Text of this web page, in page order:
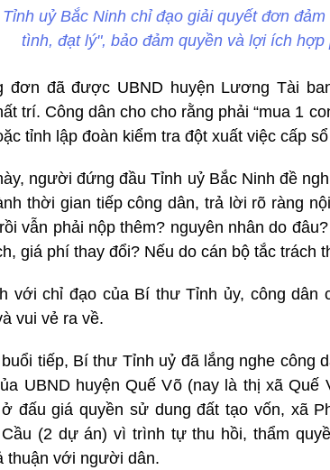
uỷ Bắc Ninh chỉ đạo giải quyết đơn
tình, đạt lý", bảo đảm quyền và lợi ích
đơn đã được UBND huyện Lương Tài
trí. Công dân cho cho rằng phải “mua 1
tỉnh lập đoàn kiểm tra đột xuất việc cấp
người đứng đầu Tỉnh uỷ Bắc Ninh đề
thời gian tiếp công dân, trả lời rõ ràng
vẫn phải nộp thêm? nguyên nhân do
giá phí thay đổi? Nếu do cán bộ tắc trách
với chỉ đạo của Bí thư Tỉnh ủy, công
vui vẻ ra về.
tiếp, Bí thư Tỉnh uỷ đã lắng nghe công
UBND huyện Quế Võ (nay là thị xã
đấu giá quyền sử dung đất tạo vốn, xã
(2 dự án) vì trình tự thu hồi, thẩm
thuận với người dân.